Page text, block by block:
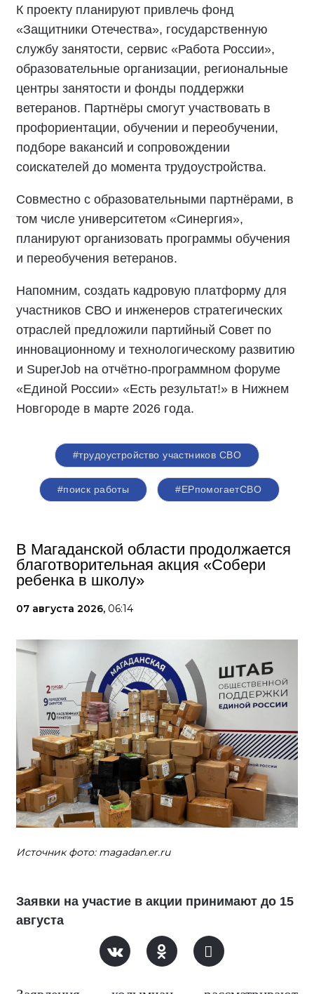
К проекту планируют привлечь фонд
«Защитники Отечества», государственную
службу занятости, сервис «Работа России»,
образовательные организации, региональные
центры занятости и фонды поддержки
ветеранов. Партнёры смогут участвовать в
профориентации, обучении и переобучении,
подборе вакансий и сопровождении
соискателей до момента трудоустройства.
Совместно с образовательными партнёрами, в
том числе университетом «Синергия»,
планируют организовать программы обучения
и переобучения ветеранов.
Напомним, создать кадровую платформу для
участников СВО и инженеров стратегических
отраслей предложили партийный Совет по
инновационному и технологическому развитию
и SuperJob на отчётно-программном форуме
«Единой России» «Есть результат!» в Нижнем
Новгороде в марте 2026 года.
#трудоустройство участников СВО
#поиск работы #ЕРпомогаетСВО
В Магаданской области продолжается
благотворительная акция «Собери
ребенка в школу»
07 августа 2026, 06:14
Источник фото: magadan.er.ru
Заявки на участие в акции принимают до 15
августа